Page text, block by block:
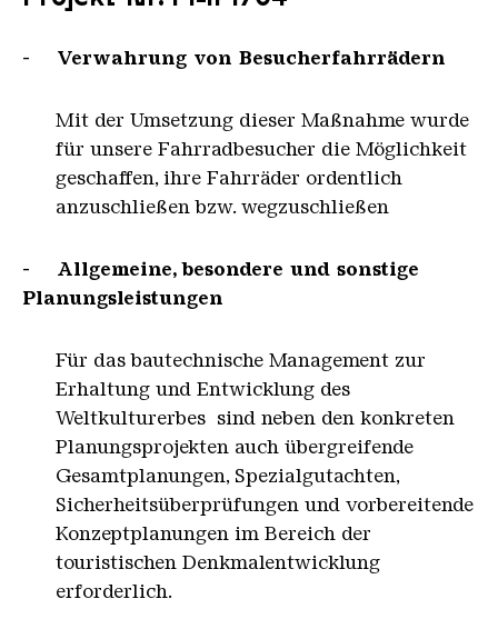
- Verwahrung von Besucherfahrrädern
Mit der Umsetzung dieser Maßnahme wurde
für unsere Fahrradbesucher die Möglichkeit
geschaffen, ihre Fahrräder ordentlich
anzuschließen bzw. wegzuschließen
- Allgemeine, besondere und sonstige
Planungsleistungen
Für das bautechnische Management zur
Erhaltung und Entwicklung des
Weltkulturerbes sind neben den konkreten
Planungsprojekten auch übergreifende
Gesamtplanungen, Spezialgutachten,
Sicherheitsüberprüfungen und vorbereitende
Konzeptplanungen im Bereich der
touristischen Denkmalentwicklung
erforderlich.